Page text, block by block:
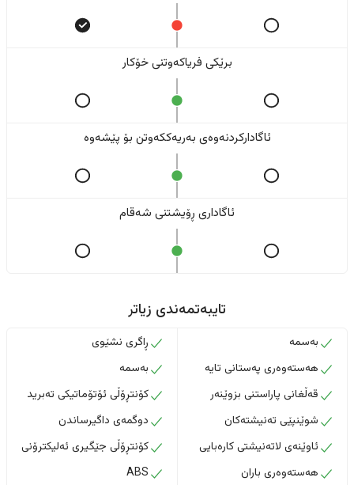
برێکی فریاکەوتنی خۆکار
ئاگادارکردنەوەی بەریەککەوتن بۆ پێشەوە
ئاگاداری ڕۆیشتنی شەقام
تایبەتمەندی زیاتر
بەسمە
هەستەوەری پەستانی تایە
قەڵغانی پاراستنی بزوێنەر
شوێنپێی تەنیشتەکان
ئاوێنەی لاتەنیشتی کارەبایی
هەستەوەری باران
ڕاگری نشێوی
بەسمە
کۆنتڕۆڵی ئۆتۆماتیکی تەبرید
دوگمەی داگیرساندن
کۆنتڕۆڵی جێگیری ئەلیکترۆنی
ABS